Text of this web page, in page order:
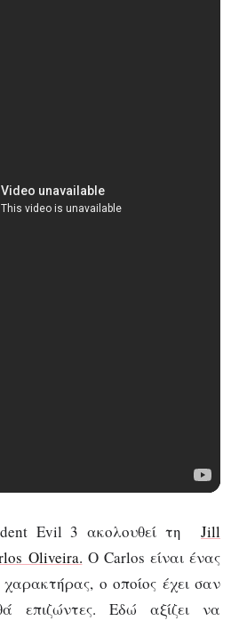
Evil 3 ακολουθεί τη Jill
Oliveira. Ο Carlos είναι ένας
ο οποίος έχει σαν
επιζώντες. Εδώ αξίζει να